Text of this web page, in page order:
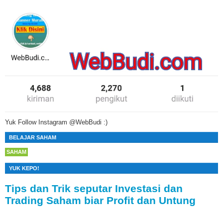
Yuk Follow Instagram @WebBudi :)
BELAJAR SAHAM
SAHAM
YUK KEPO!
Tips dan Trik seputar Investasi dan
Trading Saham biar Profit dan Untung